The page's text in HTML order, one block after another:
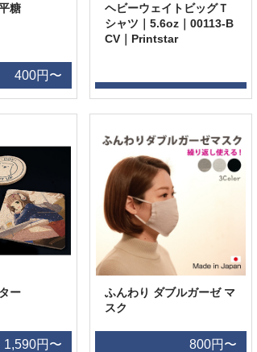
糖
400円〜
ヘビーウェイトビッグＴ
シャツ｜5.6oz｜00113-B
CV｜Printstar
ー
1,590円〜
ふんわり ダブルガーゼ マ
スク
800円〜